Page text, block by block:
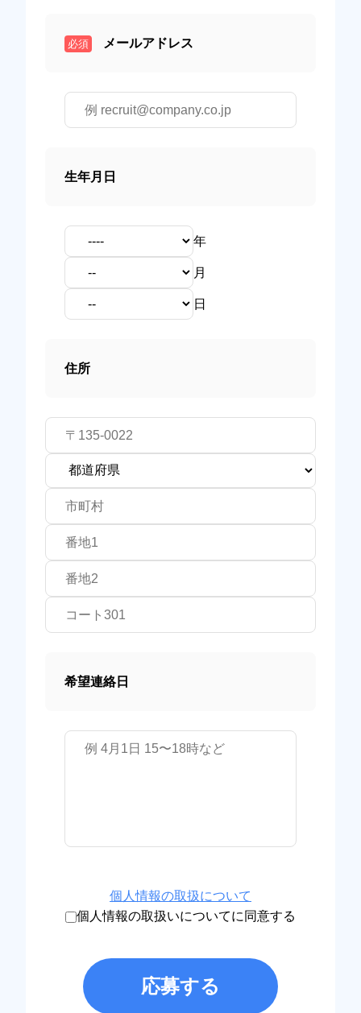
必須 メールアドレス
生年月日
年
月
日
住所
希望連絡日
個人情報の取扱について
個人情報の取扱いについてに同意する
応募する